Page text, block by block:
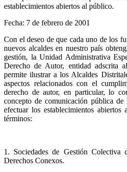
establecimientos abiertos al público.
Fecha: 7 de febrero de 2001
Con el deseo de que cada uno de los
nuevos alcaldes en nuestro país
gestión, la Unidad Administrativa
Derecho de Autor, entidad adscrita
permite ilustrar a los Alcaldes
aspectos relacionados con el
derecho de autor, en particular, lo
concepto de comunicación pública de
efectuar los establecimientos
términos:
1. Sociedades de Gestión
Derechos Conexos.